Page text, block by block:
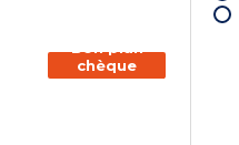
Bon plan
chèque
vacances